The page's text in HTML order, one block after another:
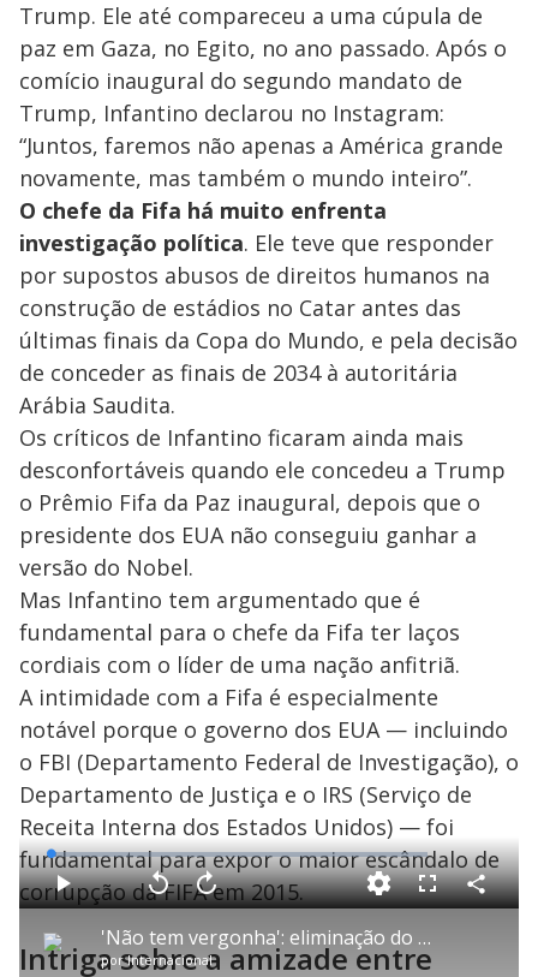
Trump. Ele até compareceu a uma cúpula de
paz em Gaza, no Egito, no ano passado. Após o
comício inaugural do segundo mandato de
Trump, Infantino declarou no Instagram:
“Juntos, faremos não apenas a América grande
novamente, mas também o mundo inteiro”.
O chefe da Fifa há muito enfrenta
investigação política. Ele teve que responder
por supostos abusos de direitos humanos na
construção de estádios no Catar antes das
últimas finais da Copa do Mundo, e pela decisão
de conceder as finais de 2034 à autoritária
Arábia Saudita.
Os críticos de Infantino ficaram ainda mais
desconfortáveis quando ele concedeu a Trump
o Prêmio Fifa da Paz inaugural, depois que o
presidente dos EUA não conseguiu ganhar a
versão do Nobel.
Mas Infantino tem argumentado que é
fundamental para o chefe da Fifa ter laços
cordiais com o líder de uma nação anfitriã.
A intimidade com a Fifa é especialmente
notável porque o governo dos EUA — incluindo
o FBI (Departamento Federal de Investigação), o
Departamento de Justiça e o IRS (Serviço de
Receita Interna dos Estados Unidos) — foi
fundamental para expor o maior escândalo de
corrupção da FIFA em 2015.
P 'Não tem vergonha': eliminação do Brasil na Copa cria clima tenso com influenciadores
porInternacional
P V
t
a
r
A
n
a
L
o
a
d
e
:
1
.
4
F
l
s
c
C
o
Intriga sobre a amizade entre